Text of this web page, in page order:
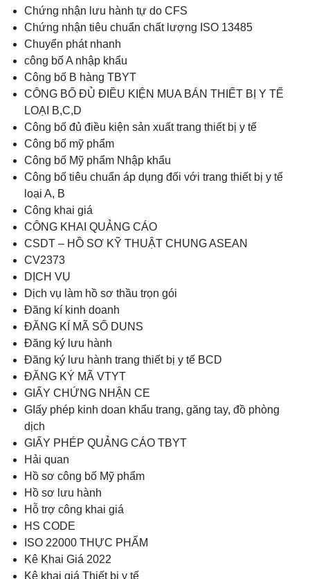
Chứng nhận lưu hành tự do CFS
Chứng nhận tiêu chuẩn chất lượng ISO 13485
Chuyển phát nhanh
công bố A nhập khẩu
Công bố B hàng TBYT
CÔNG BỐ ĐỦ ĐIỀU KIỆN MUA BÁN THIẾT BỊ Y TẾ
LOẠI B,C,D
Công bố đủ điều kiện sản xuất trang thiết bị y tế
Công bố mỹ phẩm
Công bố Mỹ phẩm Nhập khẩu
Công bố tiêu chuẩn áp dụng đối với trang thiết bị y tế
loại A, B
Công khai giá
CÔNG KHAI QUẢNG CÁO
CSDT – HỒ SƠ KỸ THUẬT CHUNG ASEAN
CV2373
DỊCH VỤ
Dịch vụ làm hồ sơ thầu trọn gói
Đăng kí kinh doanh
ĐĂNG KÍ MÃ SỐ DUNS
Đăng ký lưu hành
Đăng ký lưu hành trang thiết bị y tế BCD
ĐĂNG KÝ MÃ VTYT
GIẤY CHỨNG NHẬN CE
GIấy phép kinh doan khẩu trang, găng tay, đồ phòng
dịch
GIẤY PHÉP QUẢNG CÁO TBYT
Hải quan
Hồ sơ công bố Mỹ phẩm
Hồ sơ lưu hành
Hỗ trợ công khai giá
HS CODE
ISO 22000 THỰC PHẨM
Kê Khai Giá 2022
Kê khai giá Thiết bị y tế